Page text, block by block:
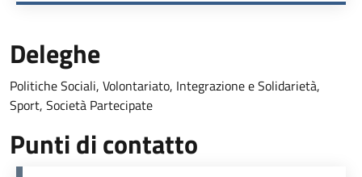
Deleghe
Politiche Sociali, Volontariato, Integrazione e Solidarietà,
Sport, Società Partecipate
Punti di contatto